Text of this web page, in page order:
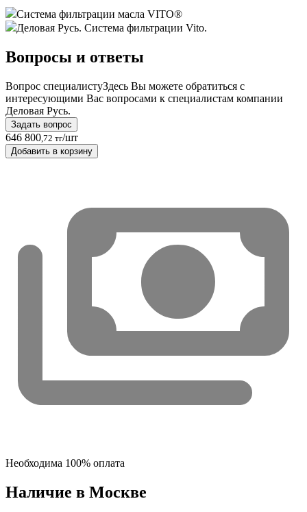
Система фильтрации масла VITO®
Деловая Русь. Система фильтрации Vito.
Вопросы и ответы
Вопрос специалистуЗдесь Вы можете обратиться с
интересующими Вас вопросами к специалистам компании
Деловая Русь.
Задать вопрос
646 800,72 тг/шт
Добавить в корзину
Необходима 100% оплата
Наличие в Москвe